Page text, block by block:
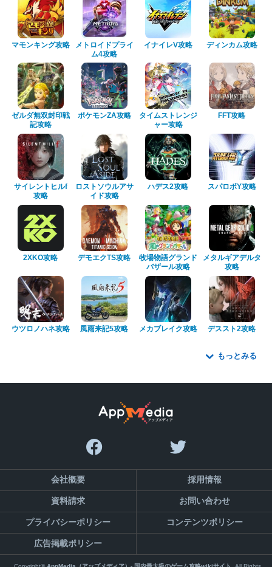
マモンキング攻略
メトロイドプライ
ム4攻略
イナイレV攻略 ディンカム攻略
ゼルダ無双封印戦
記攻略
ポケモンZA攻略
タイムストレンジ
ャー攻略
FFT攻略
サイレントヒルf
攻略
ロストソウルアサ
イド攻略
ハデス2攻略 スパロボY攻略
2XKO攻略 デモエクTS攻略
牧場物語グランド
バザール攻略
メタルギアデルタ
攻略
ウツロノハネ攻略 風雨来記5攻略 メカブレイク攻略 デススト2攻略
もっとみる
会社概要 採用情報
資料請求 お問い合わせ
プライバシーポリシー コンテンツポリシー
広告掲載ポリシー